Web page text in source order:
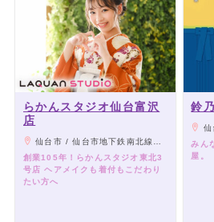
らかんスタジオ仙台富沢
店
仙台市 / 仙台市地下鉄南北線『富沢駅』より車で約5分/宮城交通バス『富沢西』バス停より徒歩1分
創業105年！らかんスタジオ東北3
号店 ヘアメイクも着付もこだわり
たい方へ
鈴
仙
みん
屋。